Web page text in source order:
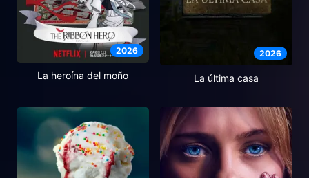
2026
La heroína del moño
2026
La última casa